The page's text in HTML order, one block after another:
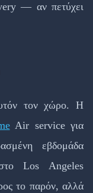
— αν πετύχει
τον χώρο. Η
Air service για
εβδομάδα
Los Angeles
το παρόν, αλλά